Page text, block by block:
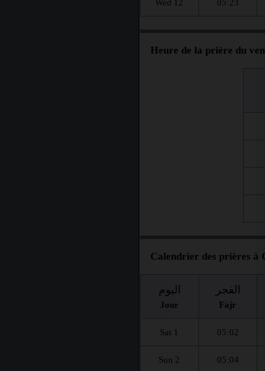
Wed 12 05:23
Heure de la prière du
Calendrier des prières à
اليوم
Jour
الفجر
Fajr
Sat 1 05:02
Sun 2 05:04